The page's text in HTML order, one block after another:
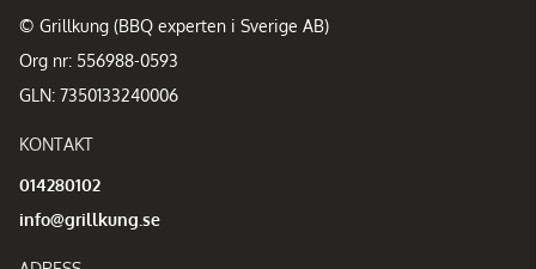
© Grillkung (BBQ experten i Sverige AB)
Org nr: 556988-0593
GLN: 7350133240006
KONTAKT
014280102
info@grillkung.se